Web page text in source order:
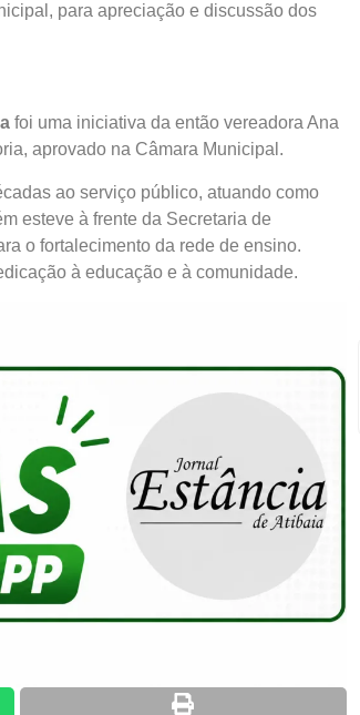
para apreciação e discussão dos
foi uma iniciativa da então vereadora Ana
aprovado na Câmara Municipal.
ao serviço público, atuando como
esteve à frente da Secretaria de
o fortalecimento da rede de ensino.
à educação e à comunidade.